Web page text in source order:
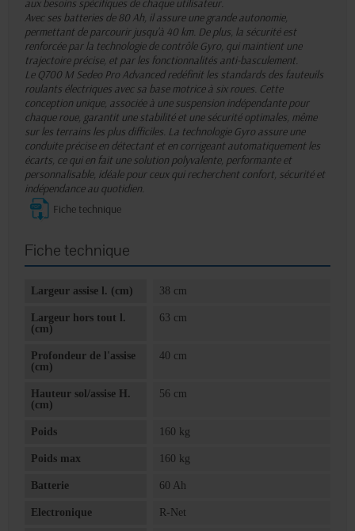
aux besoins spécifiques de chaque utilisateur.
Avec ses batteries de 80 Ah, il assure une grande autonomie,
permettant de parcourir jusqu'à 40 km. De plus, la sécurité est
renforcée par la technologie de contrôle Gyro, qui maintient une
trajectoire précise, et par les fonctionnalités anti-basculement.
Le Q700 M Sedeo Pro Advanced redéfinit les standards des fauteuils
roulants électriques avec sa base motrice à six roues. Cette
conception unique, associée à une suspension indépendante pour
chaque roue, garantit une stabilité et une sécurité optimales, même
sur les terrains les plus difficiles. La technologie Gyro assure une
conduite précise en détectant et en corrigeant automatiquement les
écarts, ce qui en fait une solution polyvalente, performante et
personnalisable, idéale pour ceux qui recherchent confort, sécurité et
indépendance au quotidien.
Fiche technique
Fiche technique
Largeur assise l. (cm) 38 cm
Largeur hors tout l.
(cm)
63 cm
Profondeur de l'assise
(cm)
40 cm
Hauteur sol/assise H.
(cm)
56 cm
Poids 160 kg
Poids max 160 kg
Batterie 60 Ah
Electronique R-Net